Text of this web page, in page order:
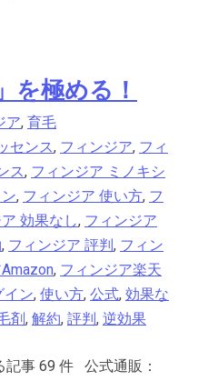
を極める！
ア, 育毛
センス, フィンジア, フィ
ス, フィンジア ミノキシ
, フィンジア 使い方, フ
効果なし, フィンジア
, フィンジア 評判, フィン
, フィンジア楽天
イン, 使い方, 公式, 効果な
剤, 解約, 評判, 逆効果
記事 69 件 公式通販：